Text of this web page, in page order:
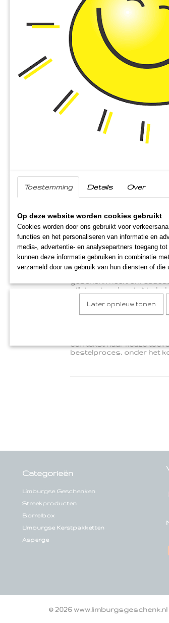
Ook voor de jarige
streekpakketje
notenmix, een
'proficiat' chocolade.
Inhoud
Appel aarbei sap van
Dipstroopje vijgen
appelstroop met
Knapkoek. Deze
specialiteit van
Beetje ondeugend
en pinda's met een
bakje. Een unieke
Tablet chocolade
Afmetingen mand
24x19 cm
Verzendinformatie
Deze mand wordt
geschenk heeft om
willekeurig adres in
Cadeautje?
U kunt het zoete
sturen. Ook kunnen we
een tekst naar keuze
bestelproces, onder het
Categorieën
Limburgse Geschenken
Streekproducten
Borrelbox
Limburgse Kerstpakketten
Asperge
© 2026
Toestemming Details Over
Op deze website worden cookies gebruikt
Cookies worden door ons gebruikt voor
functies en het personaliseren van informatie en
media-, advertentie- en analysepartners toegang
kunnen deze informatie gebruiken in combinatie
verzameld door uw gebruik van hun diensten of die
Later opnieuw tonen